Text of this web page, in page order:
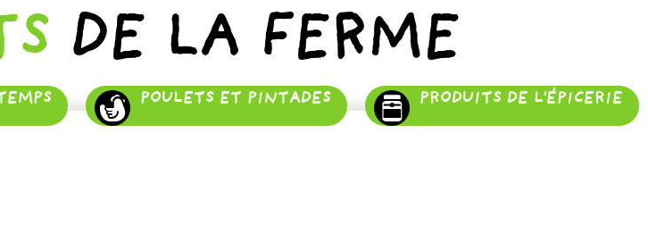
DE LA FERME
POULETS ET PINTADES PRODUITS DE L'ÉPICERIE